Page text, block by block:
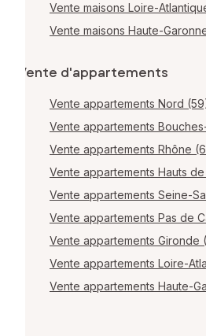
Vente maisons Loire-
Vente maisons Haute-
Vente d'appartements
Vente appartements Nord
Vente appartements
Vente appartements Rhône
Vente appartements Hauts
Vente appartements Seine-
Vente appartements Pas de
Vente appartements Gironde
Vente appartements Loire-
Vente appartements Haute-